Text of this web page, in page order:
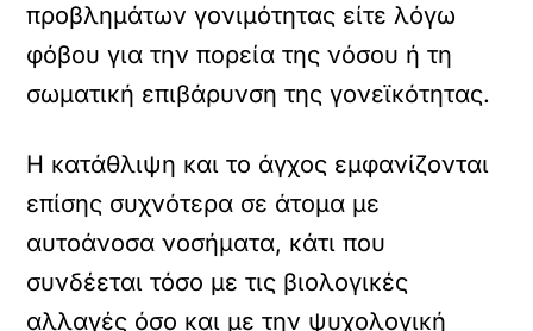
προβλημάτων γονιμότητας είτε λόγω
φόβου για την πορεία της νόσου ή τη
σωματική επιβάρυνση της γονεϊκότητας.
Η κατάθλιψη και το άγχος εμφανίζονται
επίσης συχνότερα σε άτομα με
αυτοάνοσα νοσήματα, κάτι που
συνδέεται τόσο με τις βιολογικές
αλλαγές όσο και με την ψυχολογική